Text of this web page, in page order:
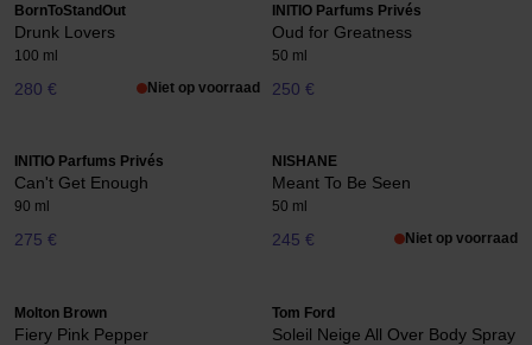
BornToStandOut
Drunk Lovers
100 ml
280 € Niet op voorraad
INITIO Parfums Privés
Oud for Greatness
50 ml
250 €
INITIO Parfums Privés
Can't Get Enough
90 ml
275 €
NISHANE
Meant To Be Seen
50 ml
245 € Niet op voorraad
Molton Brown
Fiery Pink Pepper
Tom Ford
Soleil Neige All Over Body Spray